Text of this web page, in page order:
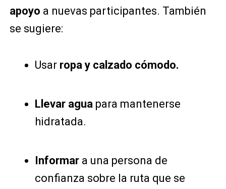
apoyo a nuevas participantes. También
se sugiere:
Usar ropa y calzado cómodo.
Llevar aguapara mantenerse
hidratada.
Informara una persona de
confianza sobre la ruta que se